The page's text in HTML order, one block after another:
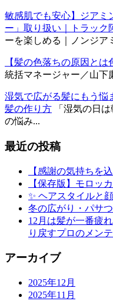
敏感肌でも安心】ジアミ
ー」取り扱い｜トラック
ーを楽しめる｜ノンジア
【髪の色落ちの原因とは
統括マネージャー／山下
湿気で広がる髪にもう悩
髪の作り方
「湿気の日
の悩み...
最近の投稿
【感謝の気持ちを込
【保存版】モロッ
✨ ヘアスタイルと
冬の広がり・パサ
12月は髪が一番疲
り戻すプロのメン
アーカイブ
2025年12月
2025年11月